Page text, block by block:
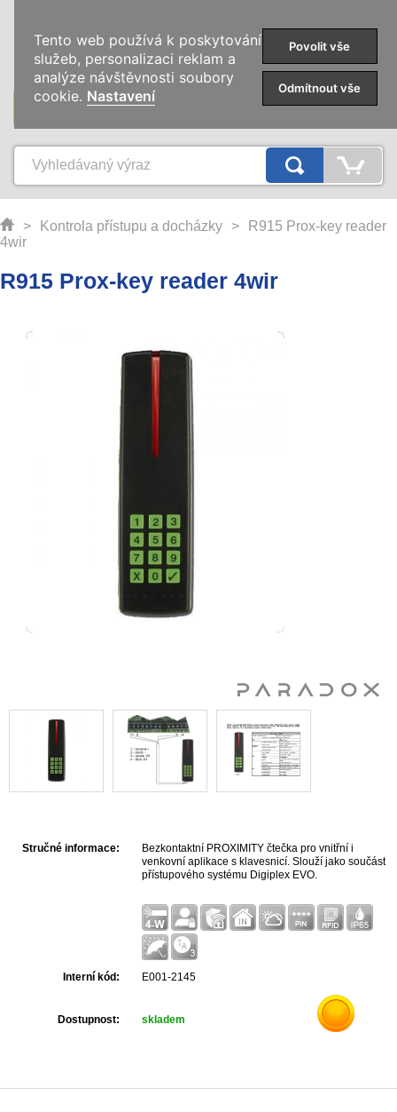
KATEGORIE
> Kontrola přístupu a docházky >
R915 Prox-key reader
4wir
R915 Prox-key reader 4wir
Stručné informace:
Bezkontaktní PROXIMITY čtečka pro vnitřní i
venkovní aplikace s klavesnicí. Slouží jako součást
přístupového systému Digiplex EVO.
Interní kód: E001-2145
Dostupnost: skladem
Tento web používá k poskytování
služeb, personalizaci reklam a
analýze návštěvnosti soubory
cookie. Nastavení
Povolit vše
Odmítnout vše